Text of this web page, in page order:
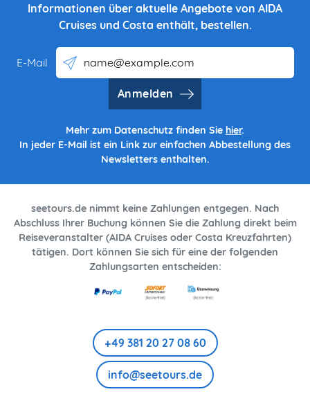
Informationen über aktuelle Angebote von AIDA
Cruises und Costa enthält, bestellen.
E-Mail
Anmelden
Mehr zum Datenschutz finden Sie hier.
In jeder E-Mail ist ein Link zur einfachen Abbestellung des
Newsletters enthalten.
seetours.de nimmt keine Zahlungen entgegen. Nach
Abschluss Ihrer Buchung können Sie die Zahlung direkt beim
Reiseveranstalter (AIDA Cruises oder Costa Kreuzfahrten)
tätigen. Dort können Sie sich für eine der folgenden
Zahlungsarten entscheiden:
+49 381 20 27 08 60
info@seetours.de